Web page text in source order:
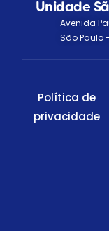
Unidade
Avenida
São Paulo
Política de
privacidade